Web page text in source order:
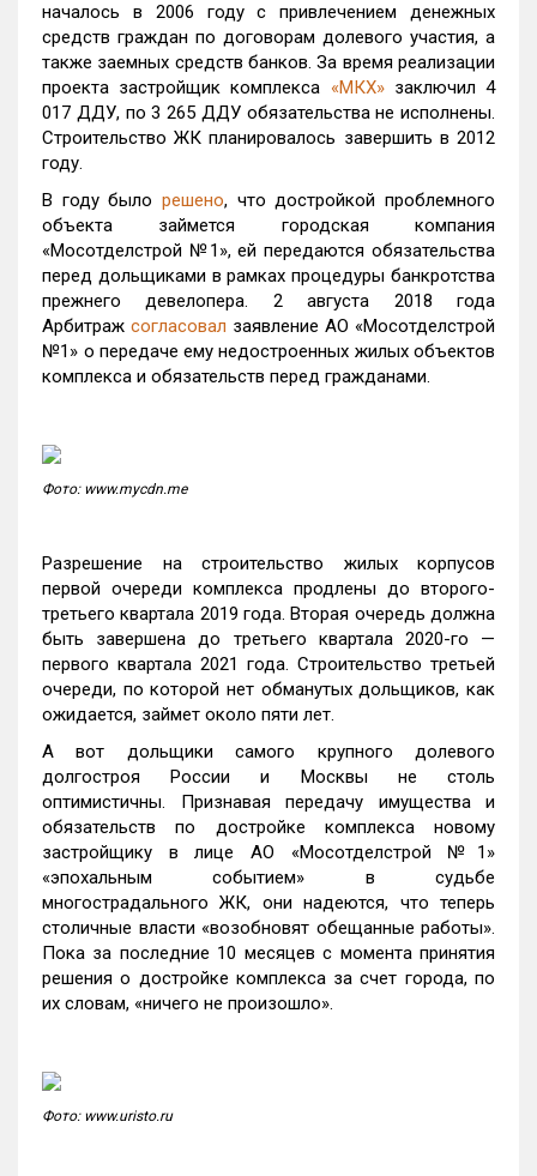
началось в 2006 году с привлечением денежных
средств граждан по договорам долевого участия, а
также заемных средств банков. За время реализации
проекта застройщик комплекса «МКХ» заключил 4
017 ДДУ, по 3 265 ДДУ обязательства не исполнены.
Строительство ЖК планировалось завершить в 2012
году.
В году было решено, что достройкой проблемного
объекта займется городская компания
«Мосотделстрой №1», ей передаются обязательства
перед дольщиками в рамках процедуры банкротства
прежнего девелопера. 2 августа 2018 года
Арбитраж согласовал заявление АО «Мосотделстрой
№1» о передаче ему недостроенных жилых объектов
комплекса и обязательств перед гражданами.
Фото: www.mycdn.me
Разрешение на строительство жилых корпусов
первой очереди комплекса продлены до второго-
третьего квартала 2019 года. Вторая очередь должна
быть завершена до третьего квартала 2020-го —
первого квартала 2021 года. Строительство третьей
очереди, по которой нет обманутых дольщиков, как
ожидается, займет около пяти лет.
А вот дольщики самого крупного долевого
долгостроя России и Москвы не столь
оптимистичны. Признавая передачу имущества и
обязательств по достройке комплекса новому
застройщику в лице АО «Мосотделстрой №1»
«эпохальным событием» в судьбе
многострадального ЖК, они надеются, что теперь
столичные власти «возобновят обещанные работы».
Пока за последние 10 месяцев с момента принятия
решения о достройке комплекса за счет города, по
их словам, «ничего не произошло».
Фото: www.uristo.ru